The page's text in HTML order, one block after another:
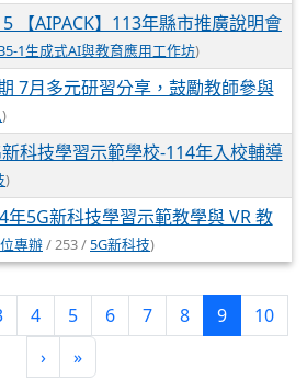
【AIPACK】113年縣市推廣說明會
1生成式AI與教育應用工作坊)
7月多元研習分享，鼓勵教師參與
)
科技學習示範學校-114年入校輔導
)
年5G新科技學習示範教學與 VR 教
專辦/ 253 /5G新科技)
4 5 6 7 8 9(current)
10
›
»